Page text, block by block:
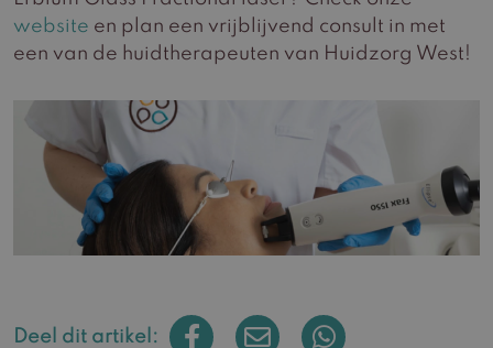
website en plan een vrijblijvend consult in met
een van de huidtherapeuten van Huidzorg West!
Deel dit artikel: